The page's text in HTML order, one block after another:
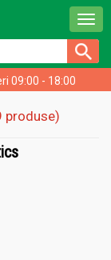
09:00 - 18:00
produse)